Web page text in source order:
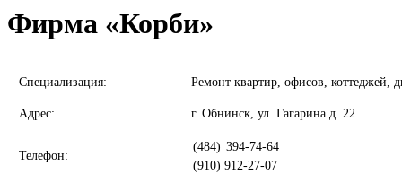
Фирма «Корби»
Специализация: Ремонт квартир, офисов, коттеджей,
Адрес: г. Обнинск, ул. Гагарина д. 22
Телефон:
(484) 394-74-64
(910) 912-27-07